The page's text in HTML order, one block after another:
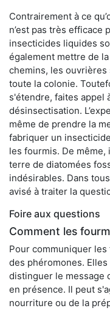
Contrairement à ce
n’est pas très efficace
insecticides liquides
également mettre de
chemins, les
toute la colonie.
s'étendre, faites appel
désinsectisation.
même de prendre la
fabriquer un
les fourmis. De
terre de diatomées
indésirables. Dans
avisé à traiter la
Foire aux questions
Comment les
Pour communiquer
des phéromones.
distinguer le message
en présence. Il peut
nourriture ou de la